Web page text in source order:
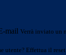
mail Verrà inviato un
utente? Effettua il